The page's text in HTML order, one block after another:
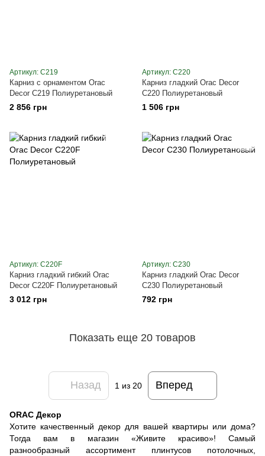
Артикул: C219
Карниз с орнаментом Orac
Decor C219 Полиуретановый
2 856 грн
Артикул: C220
Карниз гладкий Orac Decor
C220 Полиуретановый
1 506 грн
Артикул: C220F
Карниз гладкий гибкий Orac
Decor C220F Полиуретановый
3 012 грн
Артикул: C230
Карниз гладкий Orac Decor
C230 Полиуретановый
792 грн
Показать еще 20 товаров
Назад 1 из 20 Вперед
ORAC Декор
Хотите качественный декор для вашей квартиры или дома?
Тогда вам в магазин «Живите красиво»! Самый
разнообразный ассортимент плинтусов потолочных,